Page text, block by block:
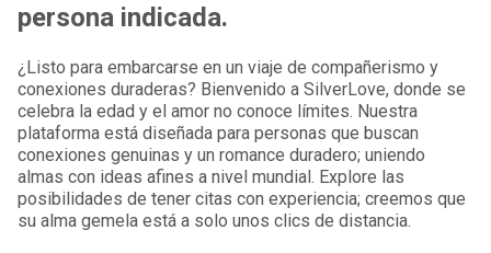
persona indicada.
¿Listo para embarcarse en un viaje de compañerismo y
conexiones duraderas? Bienvenido a SilverLove, donde se
celebra la edad y el amor no conoce límites. Nuestra
plataforma está diseñada para personas que buscan
conexiones genuinas y un romance duradero; uniendo
almas con ideas afines a nivel mundial. Explore las
posibilidades de tener citas con experiencia; creemos que
su alma gemela está a solo unos clics de distancia.